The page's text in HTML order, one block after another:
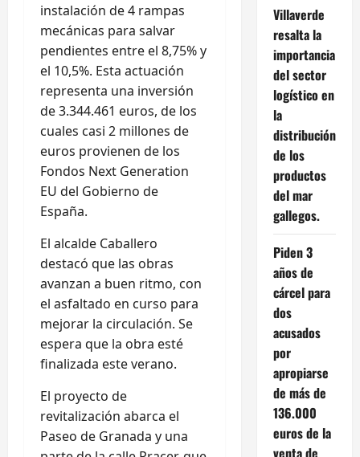
instalación de 4 rampas
mecánicas para salvar
pendientes entre el 8,75% y
el 10,5%. Esta actuación
representa una inversión
de 3.344.461 euros, de los
cuales casi 2 millones de
euros provienen de los
Fondos Next Generation
EU del Gobierno de
España.
El alcalde Caballero
destacó que las obras
avanzan a buen ritmo, con
el asfaltado en curso para
mejorar la circulación. Se
espera que la obra esté
finalizada este verano.
El proyecto de
revitalización abarca el
Paseo de Granada y una
Villaverde
resalta la
importancia
del sector
logístico en
la
distribución
de los
productos
del mar
gallegos.
Piden 3
años de
cárcel para
dos
acusados
por
apropiarse
de más de
136.000
euros de la
venta de